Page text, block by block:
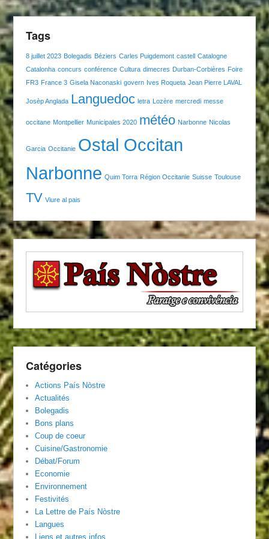
Tags
8 juillet 2023 Bolegadis Béziers Carles Puigdemont castell Catalogne
Catalonha concurs conférence Cultura dimecres Durban-Corbières Foire
FR3 France 3 Gisela Naconaski govern Ives Roqueta Jean Pierre LAVAL
Josèp Anglada Languedoc letra Lozère mercredi messe
occitane Montpellier Municipales 2020 météo Narbonne Nicolas
Garcia Occitanie Ostal Occitan
Narbonne Quim Torra Région Occitanie Suisse Toulouse
TV Viure al pais
Catégories
Actions País Nòstre
Actualités
Bolegadis
Bons plans
Coup de coeur
Cuisine/Gastronomie
Débat/Forum
Economie
Environnement
Festivités
La Lettre de País Nòstre
Langues
Liens et autres infos